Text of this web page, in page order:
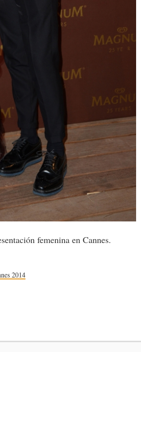
femenina en Cannes.
2014